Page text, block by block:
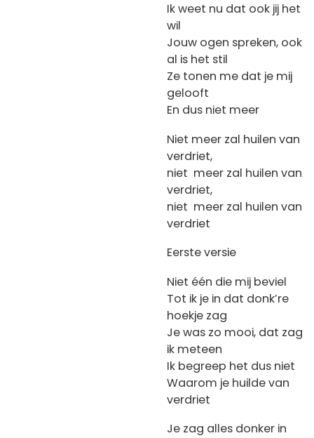
Ik weet nu dat ook jij het
wil
Jouw ogen spreken, ook
al is het stil
Ze tonen me dat je mij
gelooft
En dus niet meer
Niet meer zal huilen van
verdriet,
niet meer zal huilen van
verdriet,
niet meer zal huilen van
verdriet
Eerste versie
Niet één die mij beviel
Tot ik je in dat donk’re
hoekje zag
Je was zo mooi, dat zag
ik meteen
Ik begreep het dus niet
Waarom je huilde van
verdriet
Je zag alles donker in